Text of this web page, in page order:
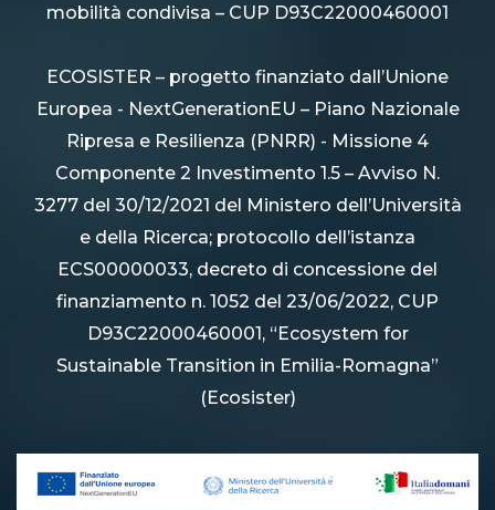
mobilità condivisa – CUP D93C22000460001
ECOSISTER – progetto finanziato dall’Unione
Europea - NextGenerationEU – Piano Nazionale
Ripresa e Resilienza (PNRR) - Missione 4
Componente 2 Investimento 1.5 – Avviso N.
3277 del 30/12/2021 del Ministero dell’Università
e della Ricerca; protocollo dell’istanza
ECS00000033, decreto di concessione del
finanziamento n. 1052 del 23/06/2022, CUP
D93C22000460001, “Ecosystem for
Sustainable Transition in Emilia-Romagna”
(Ecosister)